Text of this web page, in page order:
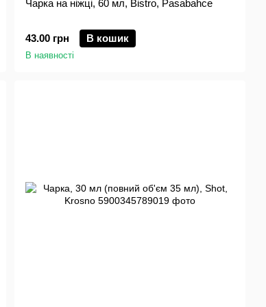
Чарка на ніжці, 60 мл, Bistro, Pasabahce
43.00 грн В кошик
В наявності